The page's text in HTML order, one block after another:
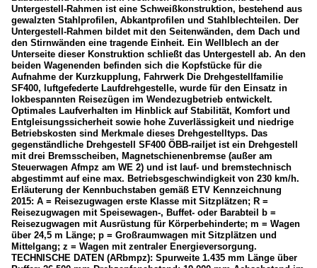
Untergestell-Rahmen ist eine Schweißkonstruktion, bestehend aus
gewalzten Stahlprofilen, Abkantprofilen und Stahlblechteilen. Der
Untergestell-Rahmen bildet mit den Seitenwänden, dem Dach und
den Stirnwänden eine tragende Einheit. Ein Wellblech an der
Unterseite dieser Konstruktion schließt das Untergestell ab. An den
beiden Wagenenden befinden sich die Kopfstücke für die
Aufnahme der Kurzkupplung, Fahrwerk Die Drehgestellfamilie
SF400, luftgefederte Laufdrehgestelle, wurde für den Einsatz in
lokbespannten Reisezügen im Wendezugbetrieb entwickelt.
Optimales Laufverhalten im Hinblick auf Stabilität, Komfort und
Entgleisungssicherheit sowie hohe Zuverlässigkeit und niedrige
Betriebskosten sind Merkmale dieses Drehgestelltyps. Das
gegenständliche Drehgestell SF400 ÖBB-railjet ist ein Drehgestell
mit drei Bremsscheiben, Magnetschienenbremse (außer am
Steuerwagen Afmpz am WE 2) und ist lauf- und bremstechnisch
abgestimmt auf eine max. Betriebsgeschwindigkeit von 230 km/h.
Erläuterung der Kennbuchstaben gemäß ETV Kennzeichnung
2015: A = Reisezugwagen erste Klasse mit Sitzplätzen; R =
Reisezugwagen mit Speisewagen-, Buffet- oder Barabteil b =
Reisezugwagen mit Ausrüstung für Körperbehinderte; m = Wagen
über 24,5 m Länge; p = Großraumwagen mit Sitzplätzen und
Mittelgang; z = Wagen mit zentraler Energieversorgung.
TECHNISCHE DATEN (ARbmpz): Spurweite 1.435 mm Länge über